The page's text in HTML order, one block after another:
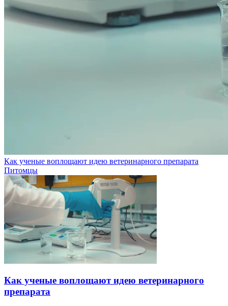
Как ученые воплощают идею ветеринарного препарата
Питомцы
Как ученые воплощают идею ветеринарного
препарата